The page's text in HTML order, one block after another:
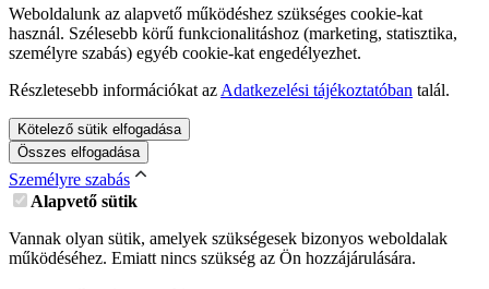
Weboldalunk az alapvető működéshez szükséges cookie-kat
használ. Szélesebb körű funkcionalitáshoz (marketing, statisztika,
személyre szabás) egyéb cookie-kat engedélyezhet.
Részletesebb információkat az Adatkezelési tájékoztatóban talál.
Kötelező sütik elfogadása
Összes elfogadása
Személyre szabás
Alapvető sütik
Vannak olyan sütik, amelyek szükségesek bizonyos weboldalak
működéséhez. Emiatt nincs szükség az Ön hozzájárulására.